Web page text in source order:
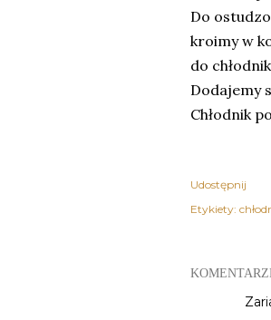
Do
kroimy w
do
Dodajemy
Chłodnik
Udostępnij
Etykiety: